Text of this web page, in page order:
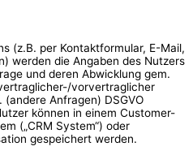
(z.B. per Kontaktformular, E-Mail,
werden die Angaben des Nutzers
und deren Abwicklung gem.
vorvertraglicher
(andere Anfragen) DSGVO
können in einem Customer-
(„CRM System“) oder
gespeichert werden.